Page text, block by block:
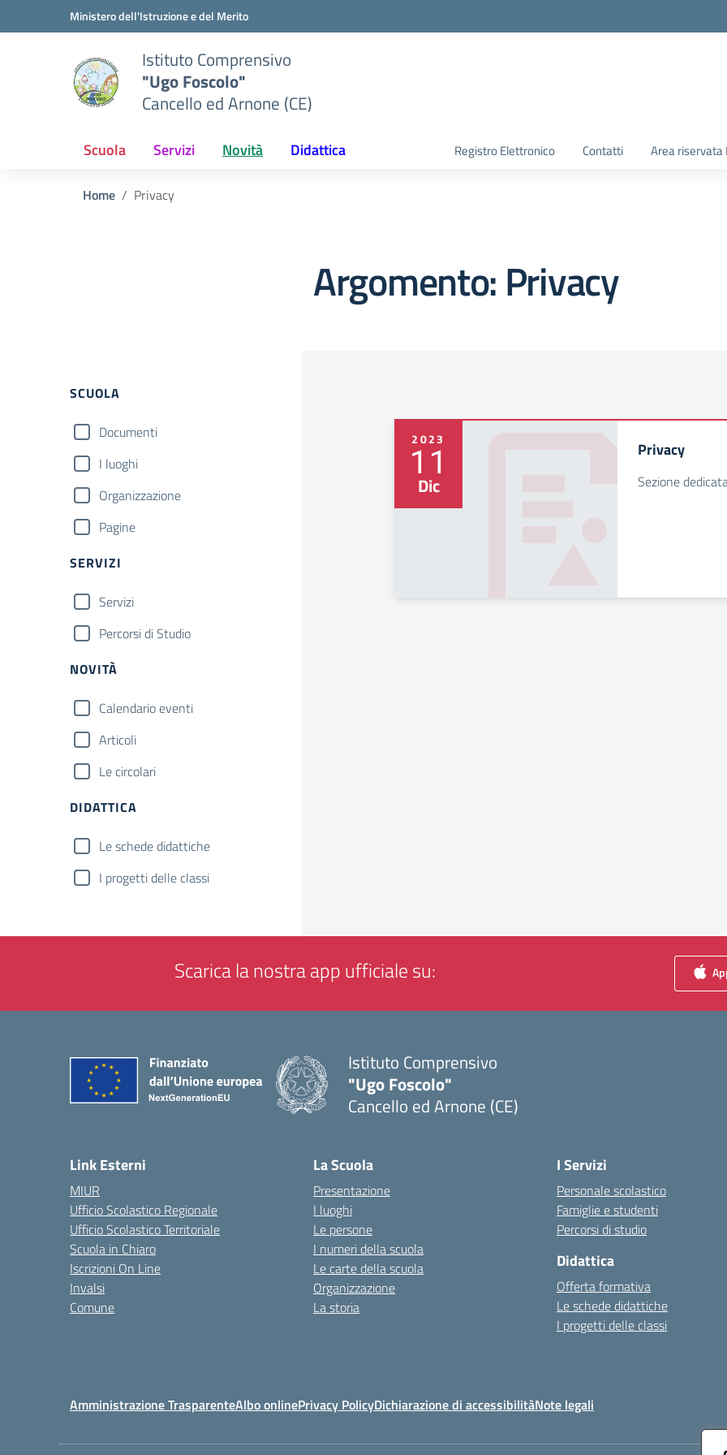
Vai ai contenuti
Vai al menu di navigazioneMinistero dell'Istruzione e del Merito
Istituto Comprensivo
"Ugo Foscolo"
Cancello ed Arnone (CE)
Scuola Servizi Novità Didattica Registro Elettronico Contatti Area riservata
Home Privacy
Argomento: Privacy
Filtri
SCUOLA
Documenti
I luoghi
Organizzazione
Pagine
SERVIZI
Servizi
Percorsi di Studio
NOVITÀ
Calendario eventi
Articoli
Le circolari
DIDATTICA
Le schede didattiche
I progetti delle classi
2023
11
Dic
Privacy
Sezione
Scarica la nostra app ufficiale su:
Istituto Comprensivo
"Ugo Foscolo"
Cancello ed Arnone (CE)
Link Esterni
MIUR
Ufficio Scolastico Regionale
Ufficio Scolastico Territoriale
Scuola in Chiaro
Iscrizioni On Line
Invalsi
Comune
La Scuola
Presentazione
I luoghi
Le persone
I numeri della scuola
Le carte della scuola
Organizzazione
La storia
I Servizi
Personale scolastico
Famiglie e studenti
Percorsi di studio
Didattica
Offerta formativa
Le schede didattiche
I progetti delle classi
Amministrazione TrasparenteAlbo onlinePrivacy PolicyDichiarazione di accessibilitàNote legali